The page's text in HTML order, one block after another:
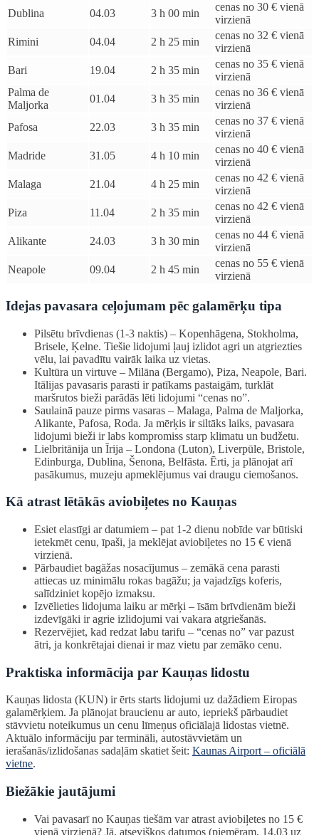
Dublina
04.03 3 h 00 min
cenas no 30 € vienā
virzienā
Rimini
04.04 2 h 25 min
cenas no 32 € vienā
virzienā
Bari
19.04 2 h 35 min
cenas no 35 € vienā
virzienā
Palma de
Maljorka
01.04 3 h 35 min
cenas no 36 € vienā
virzienā
Pafosa
22.03 3 h 35 min
cenas no 37 € vienā
virzienā
Madride
31.05 4 h 10 min
cenas no 40 € vienā
virzienā
Malaga
21.04 4 h 25 min
cenas no 42 € vienā
virzienā
Piza
11.04 2 h 35 min
cenas no 42 € vienā
virzienā
Alikante
24.03 3 h 30 min
cenas no 44 € vienā
virzienā
Neapole
09.04 2 h 45 min
cenas no 55 € vienā
virzienā
Idejas pavasara ceļojumam pēc galamērķu tipa
Pilsētu brīvdienas (1-3 naktis) – Kopenhāgena, Stokholma,
Brisele, Ķelne. Tiešie lidojumi ļauj izlidot agri un atgriezties
vēlu, lai pavadītu vairāk laika uz vietas.
Kultūra un virtuve – Milāna (Bergamo), Piza, Neapole, Bari.
Itālijas pavasaris parasti ir patīkams pastaigām, turklāt
maršrutos bieži parādās lēti lidojumi “cenas no”.
Saulainā pauze pirms vasaras – Malaga, Palma de Maljorka,
Alikante, Pafosa, Roda. Ja mērķis ir siltāks laiks, pavasara
lidojumi bieži ir labs kompromiss starp klimatu un budžetu.
Lielbritānija un Īrija – Londona (Luton), Liverpūle, Bristole,
Edinburga, Dublina, Šenona, Belfāsta. Ērti, ja plānojat arī
pasākumus, muzeju apmeklējumus vai draugu ciemošanos.
Kā atrast lētākās aviobiļetes no Kauņas
Esiet elastīgi ar datumiem – pat 1-2 dienu nobīde var būtiski
ietekmēt cenu, īpaši, ja meklējat aviobiļetes no 15 € vienā
virzienā.
Pārbaudiet bagāžas nosacījumus – zemākā cena parasti
attiecas uz minimālu rokas bagāžu; ja vajadzīgs koferis,
salīdziniet kopējo izmaksu.
Izvēlieties lidojuma laiku ar mērķi – īsām brīvdienām bieži
izdevīgāki ir agrie izlidojumi vai vakara atgriešanās.
Rezervējiet, kad redzat labu tarifu – “cenas no” var pazust
ātri, ja konkrētajai dienai ir maz vietu par zemāko cenu.
Praktiska informācija par Kauņas lidostu
Kauņas lidosta (KUN) ir ērts starts lidojumi uz dažādiem Eiropas
galamērķiem. Ja plānojat braucienu ar auto, iepriekš pārbaudiet
stāvvietu noteikumus un cenu līmeņus oficiālajā lidostas vietnē.
Aktuālo informāciju par termināli, autostāvvietām un
ierašanās/izlidošanas sadaļām skatiet šeit: Kaunas Airport – oficiālā
vietne.
Biežākie jautājumi
Vai pavasarī no Kauņas tiešām var atrast aviobiļetes no 15 €
vienā virzienā? Jā, atsevišķos datumos (piemēram, 14.03 uz